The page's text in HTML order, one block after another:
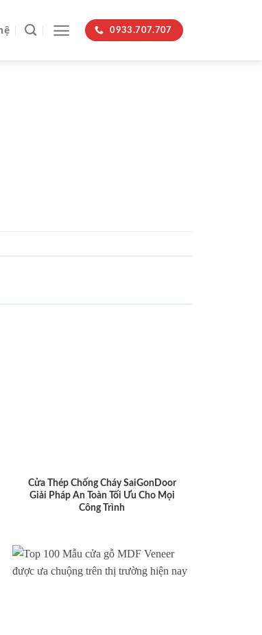
0933.707.707
Cửa Thép Chống Cháy SaiGonDoor
Giải Pháp An Toàn Tối Ưu Cho Mọi
Công Trình